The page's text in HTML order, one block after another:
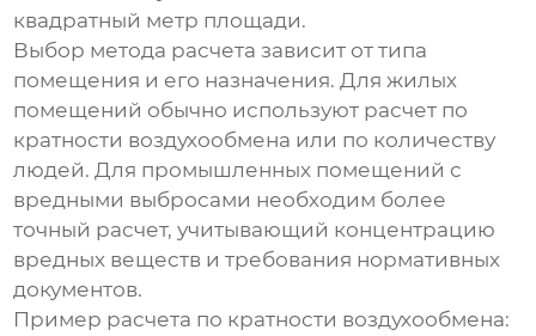
квадратный метр площади.
Выбор метода расчета зависит от типа
помещения и его назначения. Для жилых
помещений обычно используют расчет по
кратности воздухообмена или по количеству
людей. Для промышленных помещений с
вредными выбросами необходим более
точный расчет, учитывающий концентрацию
вредных веществ и требования нормативных
документов.
Пример расчета по кратности воздухообмена: